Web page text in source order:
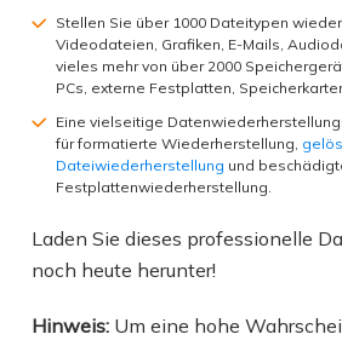
Stellen Sie über 1000 Dateitypen
Videodateien, Grafiken, E-Mails,
vieles mehr von über 2000
PCs, externe Festplatten,
Eine vielseitige
für formatierte Wiederherstellung,
Dateiwiederherstellung und
Festplattenwiederherstellung.
Laden Sie dieses professionelle
noch heute herunter!
Hinweis: Um eine hohe